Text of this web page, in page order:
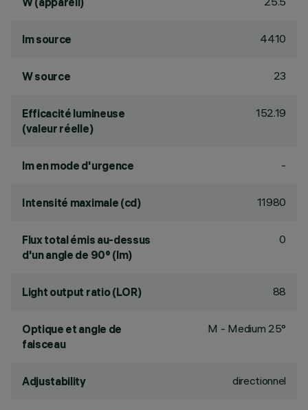
lm source 4410
W source 23
Efficacité lumineuse
(valeur réelle)
152.19
lm en mode d'urgence -
Intensité maximale (cd) 11980
Flux total émis au-dessus
d'un angle de 90° (lm)
0
Light output ratio (LOR) 88
Optique et angle de
faisceau
M - Medium 25°
Adjustability directionnel